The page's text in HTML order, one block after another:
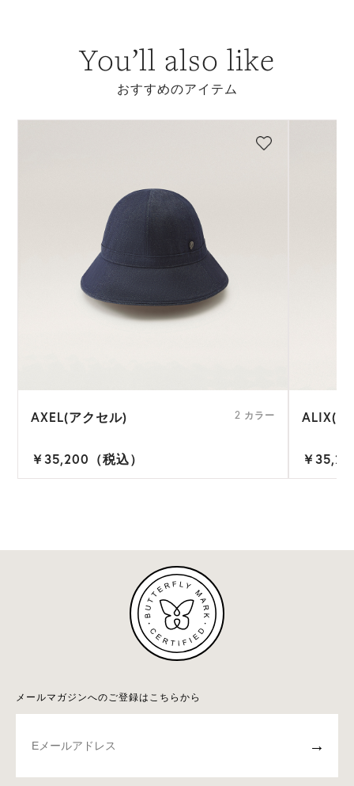
You’ll also like
おすすめのアイテム
AXEL(アクセル) 2 カラー
￥35,200（税込）
ALIX(ア
￥
メールマガジンへのご登録はこちらから
→